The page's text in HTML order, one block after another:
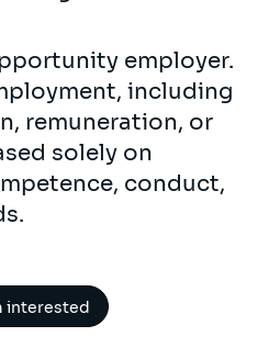
employer.
including
remuneration, or
solely on
conduct,
interested